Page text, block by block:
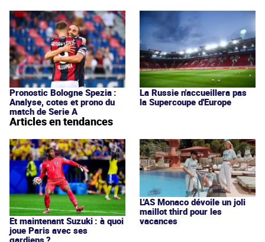
Pronostic Bologne Spezia :
Analyse, cotes et prono du
match de Serie A
La Russie n'accueillera pas
la Supercoupe d'Europe
Articles en tendances
Et maintenant Suzuki : à quoi
joue Paris avec ses
gardiens ?
L'AS Monaco dévoile un joli
maillot third pour les
vacances